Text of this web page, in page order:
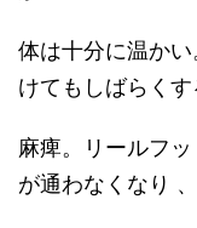
体は十分に温か
けてもしばらく
麻痺。リールフ
が通わなくなり